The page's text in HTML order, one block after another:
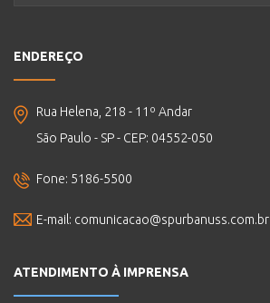
ENDEREÇO
Rua Helena, 218 - 11º Andar
São Paulo - SP - CEP: 04552-050
Fone: 5186-5500
E-mail: comunicacao@spurbanuss.com.br
ATENDIMENTO À IMPRENSA